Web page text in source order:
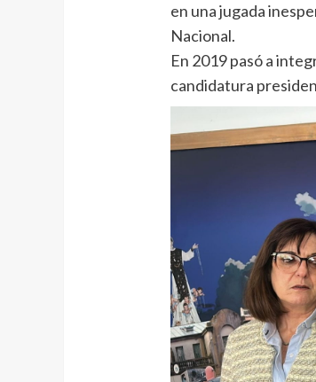
en una jugada
Nacional.
En 2019 pasó a
candidatura